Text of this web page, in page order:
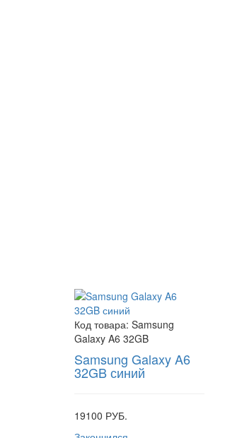
Код товара: Samsung
Galaxy A6 32GB
Samsung Galaxy A6
32GB синий
19100 РУБ.